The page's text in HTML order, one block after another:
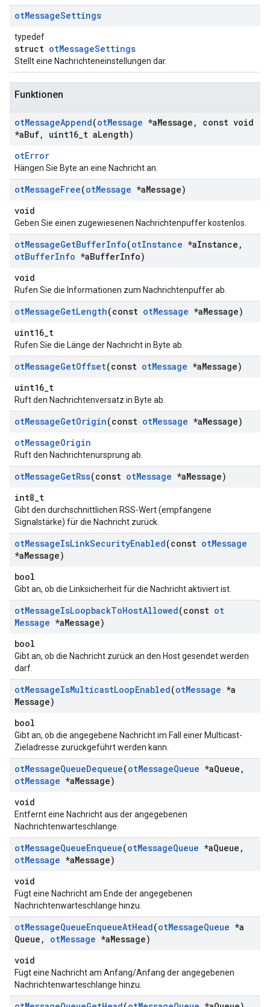
otMessageSettings
typedef
struct otMessageSettings
Stellt eine Nachrichteneinstellungen dar.
Funktionen
otMessageAppend(otMessage *aMessage ,
const void
*aBuf, uint16 t aLength)
otError
Hängen Sie Byte an eine Nachricht an.
otMessageFree(otMessage *aMessage)
void
Geben Sie einen zugewiesenen Nachrichtenpuffer kostenlos.
otMessageGetBufferInfo(otInstance *aInstance ,
otBufferInfo *aBufferInfo)
void
Rufen Sie die Informationen zum Nachrichtenpuffer ab.
otMessageGetLength(const otMessage *aMessage)
uint16_t
Rufen Sie die Länge der Nachricht in Byte ab.
otMessageGetOffset(const otMessage *aMessage)
uint16_t
Ruft den Nachrichtenversatz in Byte ab.
otMessageGetOrigin(const otMessage *aMessage)
otMessageOrigin
Ruft den Nachrichtenursprung ab.
otMessageGetRss(const otMessage *aMessage)
int8_t
Gibt den durchschnittlichen RSS-Wert (empfangene
Signalstärke) für die Nachricht zurück.
otMessageIsLinkSecurityEnabled(const otMessage
*aMessage)
bool
Gibt an, ob die Linksicherheit für die Nachricht aktiviert ist.
otMessageIsLoopbackToHostAllowed(const ot
Message *aMessage)
bool
Gibt an, ob die Nachricht zurück an den Host gesendet werden
darf.
otMessageIsMulticastLoopEnabled(otMessage *a
Message)
bool
Gibt an, ob die angegebene Nachricht im Fall einer Multicast-
Zieladresse zurückgeführt werden kann.
otMessageQueueDequeue(otMessageQueue *aQueue ,
otMessage *aMessage)
void
Entfernt eine Nachricht aus der angegebenen
Nachrichtenwarteschlange.
otMessageQueueEnqueue(otMessageQueue *aQueue ,
otMessage *aMessage)
void
Fügt eine Nachricht am Ende der angegebenen
Nachrichtenwarteschlange hinzu.
otMessageQueueEnqueueAtHead(otMessageQueue *a
Queue , otMessage *aMessage)
void
Fügt eine Nachricht am Anfang/Anfang der angegebenen
Nachrichtenwarteschlange hinzu.